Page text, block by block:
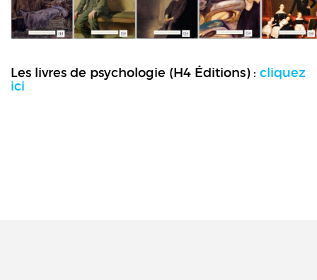
Les livres de psychologie (H4 Éditions) : cliquez
ici